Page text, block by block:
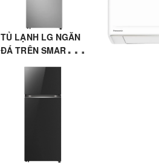
TỦ LẠNH LG NGĂN
ĐÁ TRÊN SMART
INVERTER™ 459L
MÀU BẠC
LTD46SVMA